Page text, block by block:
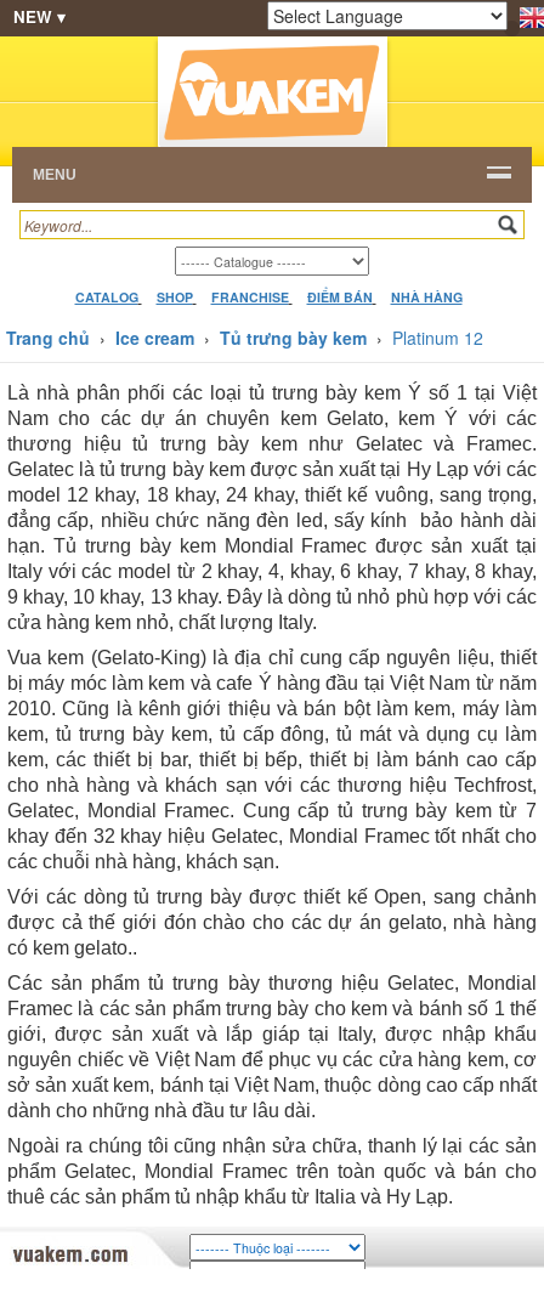
SHOP HẠT CAFE
NHÀ HÀNG
CATALOG VIDEO HỎI ĐÁP
NEW ▾
Powered by Translate
MENU
CATALOG SHOP FRANCHISE ĐIỂM BÁN NHÀ HÀNG
Trang chủ › Ice cream › Tủ trưng bày kem › Platinum 12
Là nhà phân phối các loại tủ trưng bày kem Ý số 1 tại Việt
Nam cho các dự án chuyên kem Gelato, kem Ý với các
thương hiệu tủ trưng bày kem như Gelatec và Framec.
Gelatec là tủ trưng bày kem được sản xuất tại Hy Lạp với các
model 12 khay, 18 khay, 24 khay, thiết kế vuông, sang trọng,
đẳng cấp, nhiều chức năng đèn led, sấy kính bảo hành dài
hạn. Tủ trưng bày kem Mondial Framec được sản xuất tại
Italy với các model từ 2 khay, 4, khay, 6 khay, 7 khay, 8 khay,
9 khay, 10 khay, 13 khay. Đây là dòng tủ nhỏ phù hợp với các
cửa hàng kem nhỏ, chất lượng Italy.
Vua kem (Gelato-King) là địa chỉ cung cấp nguyên liệu, thiết
bị máy móc làm kem và cafe Ý hàng đầu tại Việt Nam từ năm
2010. Cũng là kênh giới thiệu và bán bột làm kem, máy làm
kem, tủ trưng bày kem, tủ cấp đông, tủ mát và dụng cụ làm
kem, các thiết bị bar, thiết bị bếp, thiết bị làm bánh cao cấp
cho nhà hàng và khách sạn với các thương hiệu Techfrost,
Gelatec, Mondial Framec. Cung cấp tủ trưng bày kem từ 7
khay đến 32 khay hiệu Gelatec, Mondial Framec tốt nhất cho
các chuỗi nhà hàng, khách sạn.
Với các dòng tủ trưng bày được thiết kế Open, sang chảnh
được cả thế giới đón chào cho các dự án gelato, nhà hàng
có kem gelato..
Các sản phẩm tủ trưng bày thương hiệu Gelatec, Mondial
Framec là các sản phẩm trưng bày cho kem và bánh số 1 thế
giới, được sản xuất và lắp giáp tại Italy, được nhập khẩu
nguyên chiếc về Việt Nam để phục vụ các cửa hàng kem, cơ
sở sản xuất kem, bánh tại Việt Nam, thuộc dòng cao cấp nhất
dành cho những nhà đầu tư lâu dài.
Ngoài ra chúng tôi cũng nhận sửa chữa, thanh lý lại các sản
phẩm Gelatec, Mondial Framec trên toàn quốc và bán cho
thuê các sản phẩm tủ nhập khẩu từ Italia và Hy Lạp.